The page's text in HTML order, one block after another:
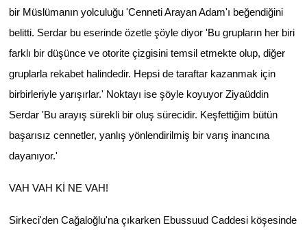
bir Müslümanın yolculuğu 'Cenneti Arayan Adam'ı beğendiğini
belitti. Serdar bu eserinde özetle şöyle diyor 'Bu grupların her biri
farklı bir düşünce ve otorite çizgisini temsil etmekte olup, diğer
gruplarla rekabet halindedir. Hepsi de taraftar kazanmak için
birbirleriyle yarışırlar.' Noktayı ise şöyle koyuyor Ziyaüddin
Serdar 'Bu arayış sürekli bir oluş sürecidir. Keşfettiğim bütün
başarısız cennetler, yanlış yönlendirilmiş bir varış inancına
dayanıyor.'
VAH VAH Kİ NE VAH!
Sirkeci'den Cağaloğlu'na çıkarken Ebussuud Caddesi köşesinde